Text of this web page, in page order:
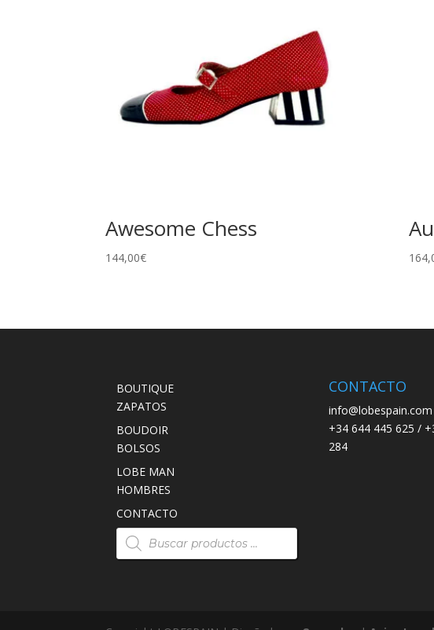
Awesome Chess
144,00€
BOUTIQUE
ZAPATOS
BOUDOIR
BOLSOS
LOBE MAN
HOMBRES
CONTACTO
Búsqueda
de
productos
CONTACTO
info@lobespain.com
+34 644 445 625 /
284